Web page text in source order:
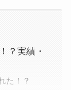
？実績・
た！？